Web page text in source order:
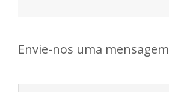
Envie-nos uma mensagem